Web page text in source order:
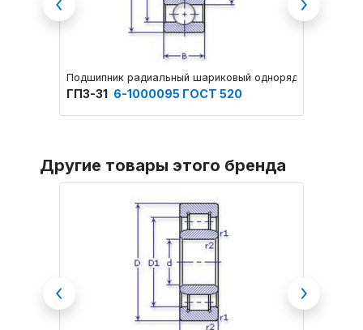
Подшипник радиальный шариковый однорядный
ГПЗ-31 6-1000095 ГОСТ 520
Previous Next
Другие товары этого бренда
Previous Next